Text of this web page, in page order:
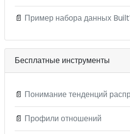
📄 Пример набора данных
Бесплатные инструменты
📄 Понимание тенденций
📄 Профили отношений